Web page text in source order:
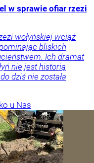
w sprawie ofiar rzezi
wołyńskiej wciąż
bliskich
Ich dramat
nie jest historią
dziś nie została
u Nas